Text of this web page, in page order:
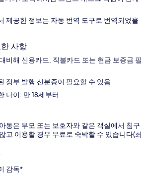
제공한 정보는 자동 번역 도구로 번역되었을
사항
비해 신용카드, 직불카드 또는 현금 보증금 필
정부 발행 신분증이 필요할 수 있음
나이: 만 18세부터
동은 부모 또는 보호자와 같은 객실에서 침구
고 이용할 경우 무료로 숙박할 수 있습니다(최
감독*